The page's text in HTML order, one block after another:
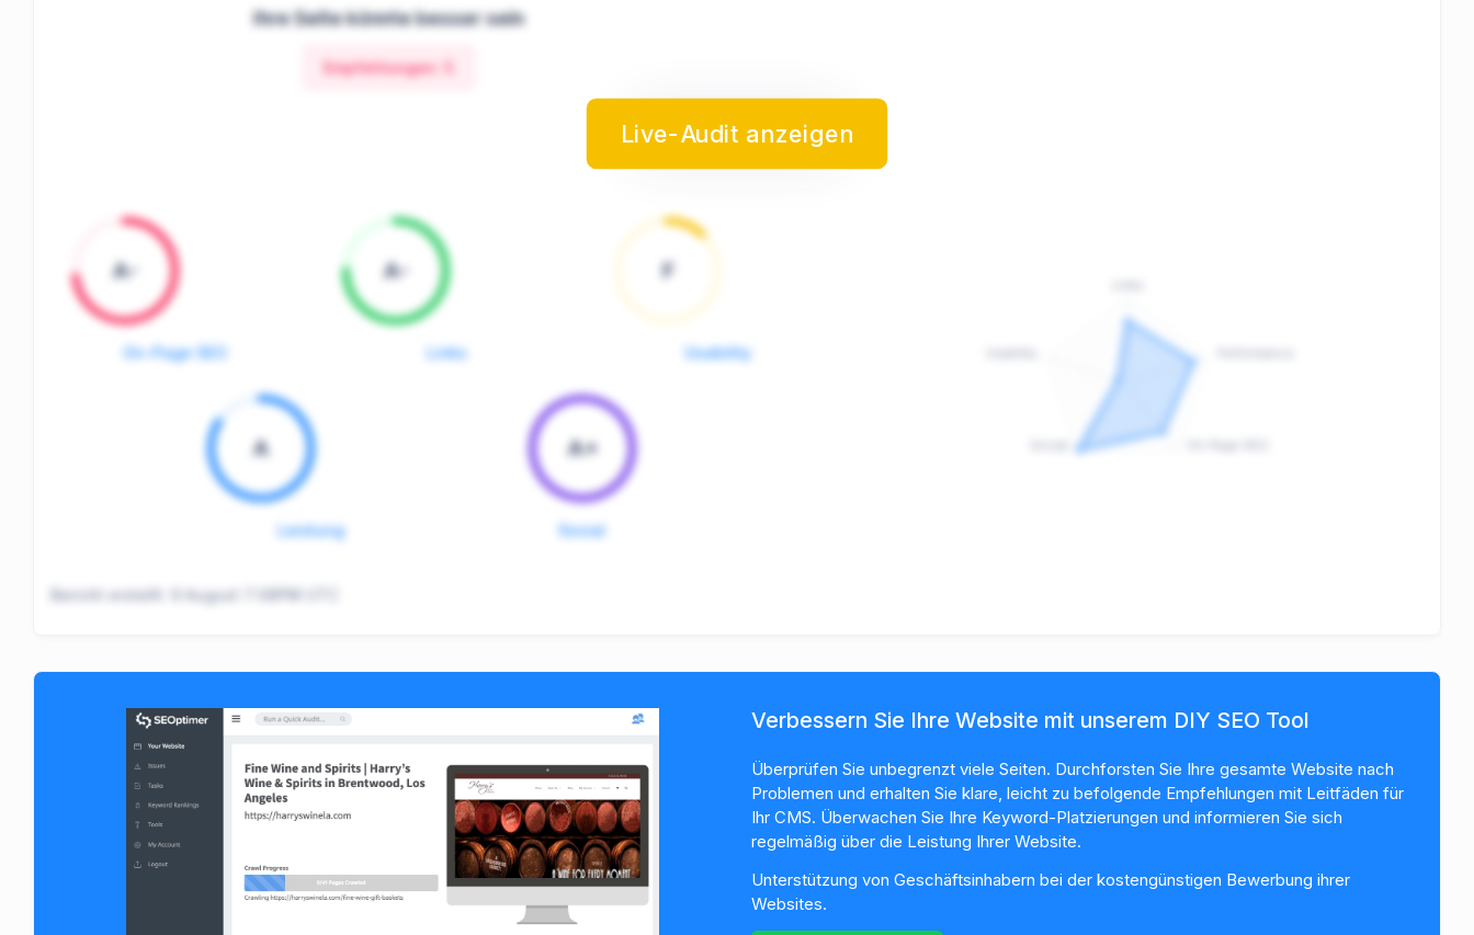
Ihre Seite könnte besser sein
Empfehlungen:
A-
On-Page SEO
A-
Links
F
Usability
A
Leistung
A+
Social
: F
Bericht erstellt: 6 August 7:08PM UTC
Live-Audit anzeigen
Verbessern Sie Ihre Website mit unserem DIY SEO Tool
Überprüfen Sie unbegrenzt viele Seiten. Durchforsten Sie Ihre gesamte Website nach
Problemen und erhalten Sie klare, leicht zu befolgende Empfehlungen mit Leitfäden für
Ihr CMS. Überwachen Sie Ihre Keyword-Platzierungen und informieren Sie sich
regelmäßig über die Leistung Ihrer Website.
Unterstützung von Geschäftsinhabern bei der kostengünstigen Bewerbung ihrer
Websites.